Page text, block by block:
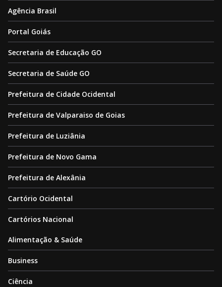
Agência Brasil
Portal Goiás
Secretaria de Educação GO
Secretaria de Saúde GO
Prefeitura de Cidade Ocidental
Prefeitura de Valparaiso de Goias
Prefeitura de Luziânia
Prefeitura de Novo Gama
Prefeitura de Alexânia
Cartório Ocidental
Cartórios Nacional
Alimentação & Saúde
Business
Ciência